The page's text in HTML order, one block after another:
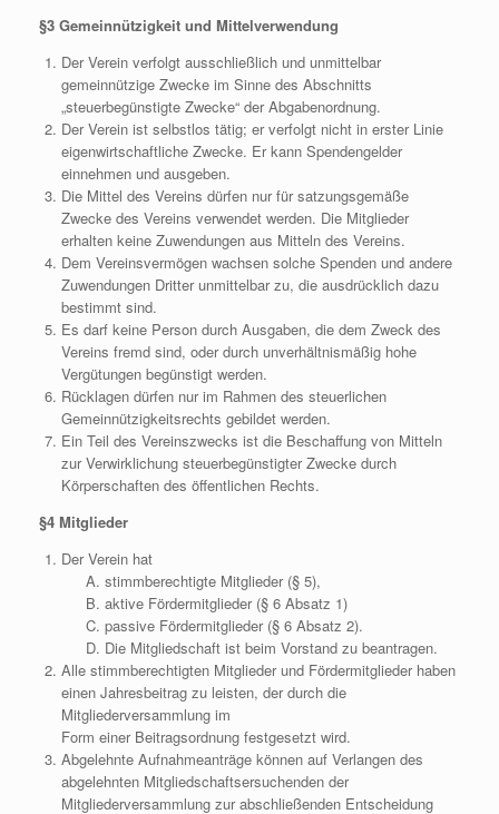
§3 Gemeinnützigkeit und Mittelverwendung
Der Verein verfolgt ausschließlich und unmittelbar
gemeinnützige Zwecke im Sinne des Abschnitts
„steuerbegünstigte Zwecke“ der Abgabenordnung.
Der Verein ist selbstlos tätig; er verfolgt nicht in erster Linie
eigenwirtschaftliche Zwecke. Er kann Spendengelder
einnehmen und ausgeben.
Die Mittel des Vereins dürfen nur für satzungsgemäße
Zwecke des Vereins verwendet werden. Die Mitglieder
erhalten keine Zuwendungen aus Mitteln des Vereins.
Dem Vereinsvermögen wachsen solche Spenden und andere
Zuwendungen Dritter unmittelbar zu, die ausdrücklich dazu
bestimmt sind.
Es darf keine Person durch Ausgaben, die dem Zweck des
Vereins fremd sind, oder durch unverhältnismäßig hohe
Vergütungen begünstigt werden.
Rücklagen dürfen nur im Rahmen des steuerlichen
Gemeinnützigkeitsrechts gebildet werden.
Ein Teil des Vereinszwecks ist die Beschaffung von Mitteln
zur Verwirklichung steuerbegünstigter Zwecke durch
Körperschaften des öffentlichen Rechts.
§4 Mitglieder
Der Verein hat
stimmberechtigte Mitglieder (§ 5),
aktive Fördermitglieder (§ 6 Absatz 1)
passive Fördermitglieder (§ 6 Absatz 2).
Die Mitgliedschaft ist beim Vorstand zu beantragen.
Alle stimmberechtigten Mitglieder und Fördermitglieder haben
einen Jahresbeitrag zu leisten, der durch die
Mitgliederversammlung im
Form einer Beitragsordnung festgesetzt wird.
Abgelehnte Aufnahmeanträge können auf Verlangen des
abgelehnten Mitgliedschaftsersuchenden der
Mitgliederversammlung zur abschließenden Entscheidung